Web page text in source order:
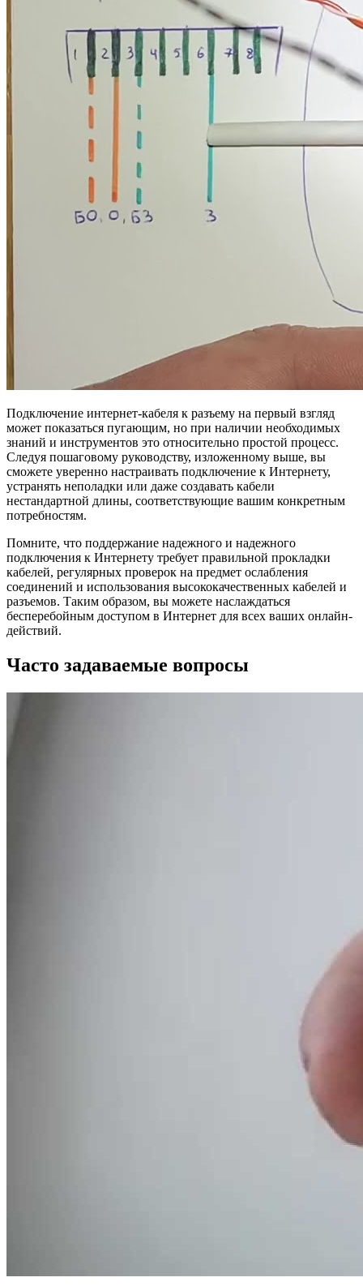
Подключение интернет-кабеля к разъему на первый взгляд
может показаться пугающим, но при наличии необходимых
знаний и инструментов это относительно простой процесс.
Следуя пошаговому руководству, изложенному выше, вы
сможете уверенно настраивать подключение к Интернету,
устранять неполадки или даже создавать кабели
нестандартной длины, соответствующие вашим конкретным
потребностям.
Помните, что поддержание надежного и надежного
подключения к Интернету требует правильной прокладки
кабелей, регулярных проверок на предмет ослабления
соединений и использования высококачественных кабелей и
разъемов. Таким образом, вы можете наслаждаться
бесперебойным доступом в Интернет для всех ваших онлайн-
действий.
Часто задаваемые вопросы